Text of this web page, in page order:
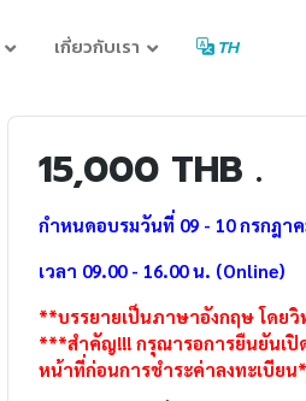
เกี่ยวกับเรา TH
15,000 THB .
กำหนดอบรมวันที่ 09 - 10 กรกฎาค
เวลา 09.00 - 16.00 น. (Online)
**บรรยายเป็นภาษาอังกฤษ โดย
***สำคัญ!!! กรุณารอการยืนยันเปิ
หน้าที่ก่อนการชำระค่าลงทะเบีย